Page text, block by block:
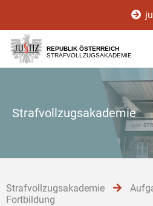
[1]
[2]
[3]
REPUBLIK ÖSTERREICH
STRAFVOLLZUGSAKADEMIE
Strafvollzugsakademie
Strafvollzugsakademie
Fortbildung